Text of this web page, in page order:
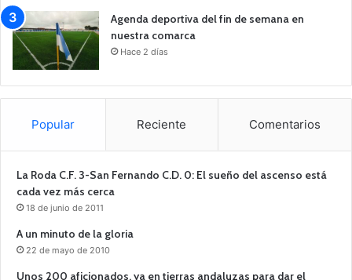
Agenda deportiva del fin de semana en
nuestra comarca
Hace 2 días
Popular Reciente Comentarios
La Roda C.F. 3-San Fernando C.D. 0: El sueño del ascenso está
cada vez más cerca
18 de junio de 2011
A un minuto de la gloria
22 de mayo de 2010
Unos 200 aficionados, ya en tierras andaluzas para dar el